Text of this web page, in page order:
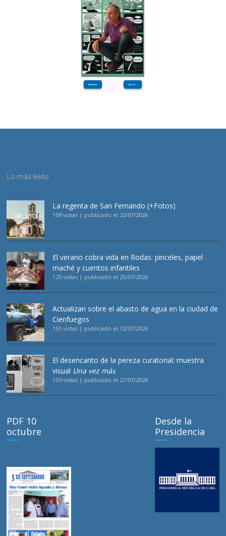
Lo más leído
La regenta de San Fernando (+Fotos)
109 vistas | publicado el 22/07/2026
El verano cobra vida en Rodas: pinceles, papel
maché y cuentos infantiles
125 vistas | publicado el 25/07/2026
Actualizan sobre el abasto de agua en la ciudad de
Cienfuegos
151 vistas | publicado el 12/07/2026
El desencanto de la pereza curatorial: muestra
visual Una vez más
103 vistas | publicado el 27/07/2026
PDF 10
octubre
Desde la
Presidencia